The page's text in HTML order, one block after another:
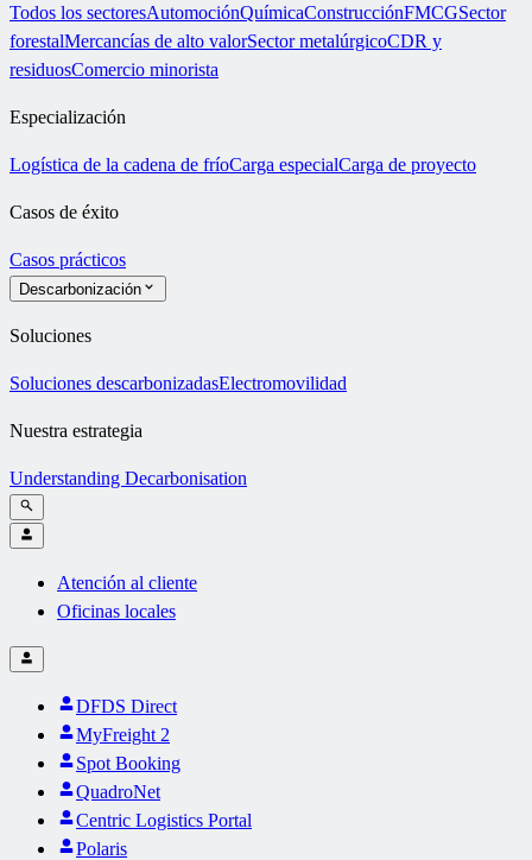
Todos los sectoresAutomociónQuímicaConstrucciónFMCGSector
forestalMercancías de alto valorSector metalúrgicoCDR y
residuosComercio minorista
Especialización
Logística de la cadena de fríoCarga especialCarga de proyecto
Casos de éxito
Casos prácticos
Descarbonización
Soluciones
Soluciones descarbonizadasElectromovilidad
Nuestra estrategia
Understanding Decarbonisation
Atención al cliente
Oficinas locales
DFDS Direct
MyFreight 2
Spot Booking
QuadroNet
Centric Logistics Portal
Polaris